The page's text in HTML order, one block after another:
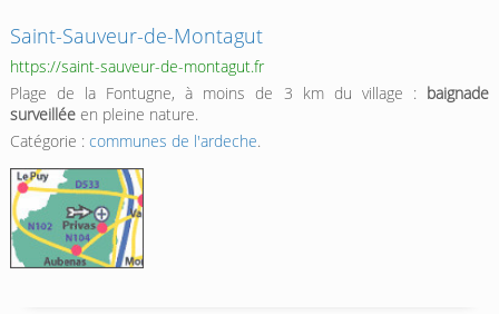
Saint-Sauveur-de-Montagut
https://saint-sauveur-de-montagut.fr
Plage de la Fontugne, à moins de 3 km du village : baignade
surveilléeen pleine nature.
Catégorie : communes de l'ardeche.